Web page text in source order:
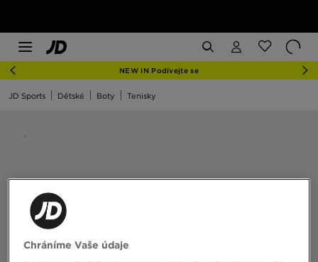
NEW IN Podívejte se
JD Sports Dětské Boty Tenisky
Chráníme Vaše údaje